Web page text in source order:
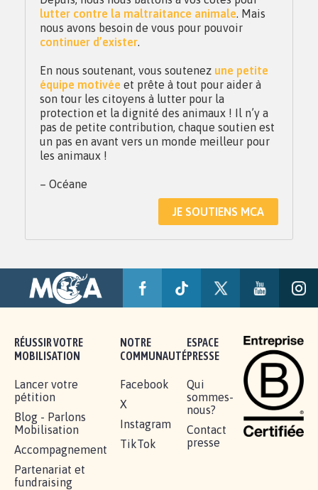
lutter contre la maltraitance animale. Mais
nous avons besoin de vous pour pouvoir
continuer d’exister.
En nous soutenant, vous soutenez une petite
équipe motivée et prête à tout pour aider à
son tour les citoyens à lutter pour la
protection et la dignité des animaux ! Il n’y a
pas de petite contribution, chaque soutien est
un pas en avant vers un monde meilleur pour
les animaux !
– Océane
JE SOUTIENS MCA
RÉUSSIR VOTRE
MOBILISATION
Lancer votre
pétition
Blog - Parlons
Mobilisation
Accompagnement
Partenariat et
fundraising
NOTRE
COMMUNAUTÉ
Facebook
X
Instagram
TikTok
ESPACE
PRESSE
Qui
sommes-
nous?
Contact
presse